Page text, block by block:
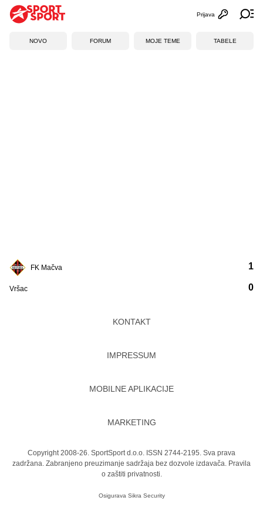
Otvori
Prijava
NOVO FORUM MOJE TEME TABELE
FK Mačva
Vršac
1
0
KONTAKT
IMPRESSUM
MOBILNE APLIKACIJE
MARKETING
Copyright 2008-26. SportSport d.o.o. ISSN 2744-2195. Sva prava
zadržana. Zabranjeno preuzimanje sadržaja bez dozvole izdavača. Pravila
o zaštiti privatnosti.
Osigurava Sikra Security